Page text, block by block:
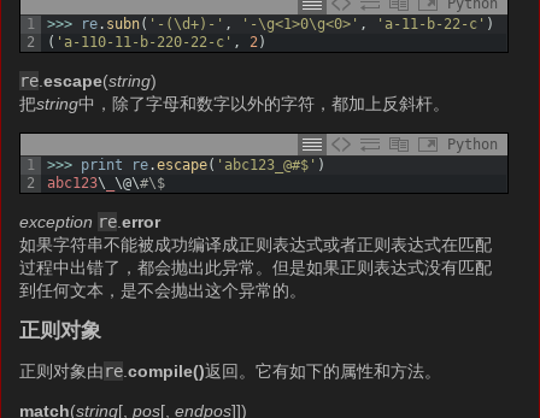
1
2
>>> re. subn( '-(\d+)-' , '-\g<1>0\g<0>' , 'a-11-b-22-c' )
( 'a-110-11-b-220-22-c' , 2 )
re .escape(string)
把string中，除了字母和数字以外的字符，都加上反斜杆。
Python
1
2
>>> print re.escape( 'abc123_@#$' )
abc123\ _\@\#\$
exception re .error
如果字符串不能被成功编译成正则表达式或者正则表达式在匹配
过程中出错了，都会抛出此异常。但是如果正则表达式没有匹配
到任何文本，是不会抛出这个异常的。
正则对象
正则对象由re .compile()返回。它有如下的属性和方法。
match(string[,pos[,endpos]])